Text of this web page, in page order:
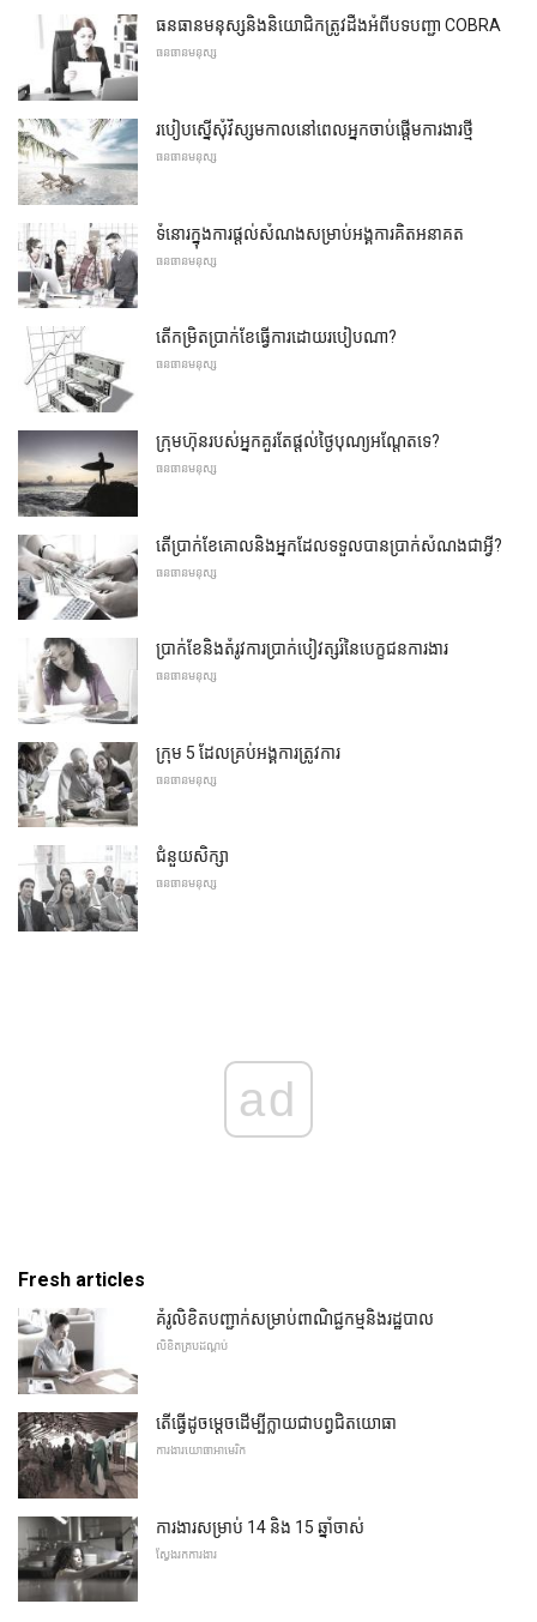
ធនធានមនុស្សនិងនិយោជិកត្រូវដឹងអំពីបទបញ្ជា COBRA
ធនធានមនុស្ស
របៀបស្នើសុំវិស្សមកាលនៅពេលអ្នកចាប់ផ្តើមការងារថ្មី
ធនធានមនុស្ស
ទំនោរក្នុងការផ្តល់សំណងសម្រាប់អង្គការគិតអនាគត
ធនធានមនុស្ស
តើកម្រិតប្រាក់ខែធ្វើការដោយរបៀបណា?
ធនធានមនុស្ស
ក្រុមហ៊ុនរបស់អ្នកគួរតែផ្តល់ថ្ងៃបុណ្យអណ្តែតទេ?
ធនធានមនុស្ស
តើប្រាក់ខែគោលនិងអ្នកដែលទទួលបានប្រាក់សំណងជាអ្វី?
ធនធានមនុស្ស
ប្រាក់ខែនិងតំរូវការប្រាក់បៀវត្សរ៍នៃបេក្ខជនការងារ
ធនធានមនុស្ស
ក្រុម 5 ដែលគ្រប់អង្គការត្រូវការ
ធនធានមនុស្ស
ជំនួយសិក្សា
ធនធានមនុស្ស
ad
Fresh articles
គំរូលិខិតបញ្ជាក់សម្រាប់ពាណិជ្ជកម្មនិងរដ្ឋបាល
លិខិតគ្របដណ្តប់
តើធ្វើដូចម្តេចដើម្បីក្លាយជាបព្វជិតយោធា
ការងារយោធាអាមេរិក
ការងារសម្រាប់ 14 និង 15 ឆ្នាំចាស់
ស្វែងរកការងារ